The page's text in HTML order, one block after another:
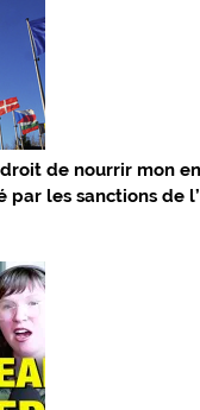
droit de nourrir mon
par les sanctions de